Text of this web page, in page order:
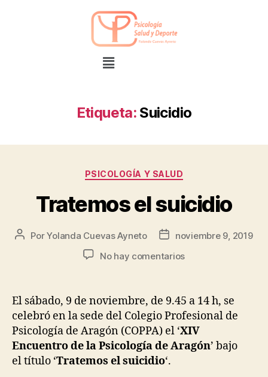
Etiqueta: Suicidio
PSICOLOGÍA Y SALUD
Tratemos el suicidio
PorYolanda Cuevas Ayneto
noviembre 9, 2019
No hay comentarios
El sábado, 9 de noviembre, de 9.45 a 14 h, se
celebró en la sede del Colegio Profesional de
Psicología de Aragón (COPPA) el ‘XIV
Encuentro de la Psicología de Aragón’ bajo
el título ‘Tratemos el suicidio‘.